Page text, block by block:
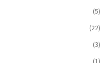
(5)
(22)
(3)
(1)